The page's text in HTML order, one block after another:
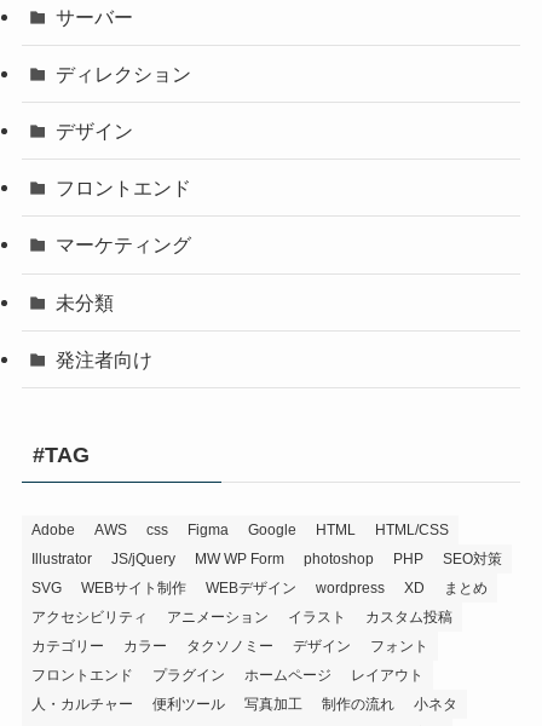
サーバー
ディレクション
デザイン
フロントエンド
マーケティング
未分類
発注者向け
#TAG
Adobe AWS css Figma Google HTML
HTML/CSS
Illustrator
JS/jQuery MW WP Form photoshop PHP
SEO対策
SVG
WEBサイト制作 WEBデザイン wordpress XD
まとめ
アクセシビリティ
アニメーション イラスト
カスタム投稿
カテゴリー
カラー タクソノミー デザイン
フォント
フロントエンド
プラグイン ホームページ
レイアウト
人・カルチャー
便利ツール 写真加工 制作の流れ
小ネタ